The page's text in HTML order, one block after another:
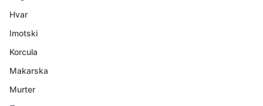
Hvar
Imotski
Korcula
Makarska
Murter